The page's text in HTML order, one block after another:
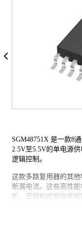
SGM48751X 是一款8
2.5V至5.5V的单电源
逻辑控制。
这款多路复用器的其
断漏电流。这些高性
机、音频和视频信号的